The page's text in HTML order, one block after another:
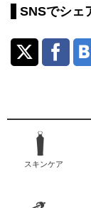
SNSでシェ
スキンケア